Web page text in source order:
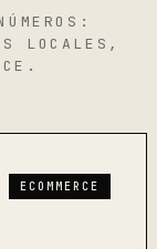
LOCALES,
ECOMMERCE